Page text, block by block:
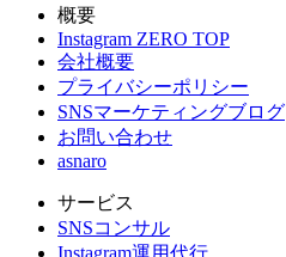
概要
Instagram ZERO TOP
会社概要
プライバシーポリシー
SNSマーケティングブログ
お問い合わせ
asnaro
サービス
SNSコンサル
Instagram運用代行